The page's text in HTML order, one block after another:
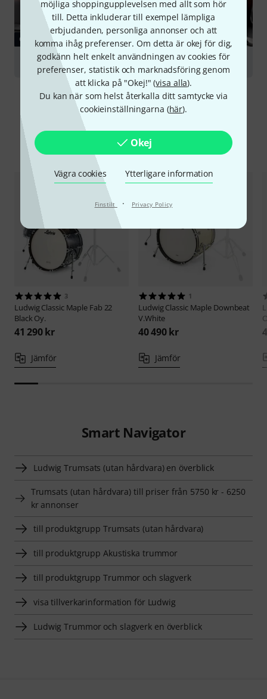
möjliga shoppingupplevelsen med allt som hör
till. Detta inkluderar till exempel lämpliga
erbjudanden, personliga annonser och att
komma ihåg preferenser. Om detta är okej för dig,
godkänn helt enkelt användningen av cookies för
preferenser, statistik och marknadsföring genom
att klicka på "Okej!" (visa alla).
Du kan när som helst återkalla ditt samtycke via
cookieinställningarna (här).
Okej
Vägra cookies Ytterligare information
Finstilt · Privacy Policy
GUIDE
Drum Shells
Jämför alternativ
3
LudwigClassic Maple Fab 22
Black Oy.
41 290 kr
Jämför
1
LudwigClassic Maple Downbeat
V.White
40 490 kr
Jämför
Smart Navigator
Ludwig Trumsats (utan hårdvara) en överblick
Trumsats (utan hårdvara) till priser från 5750 kr - 6250
kr annonser
till produktgrupp Trumsats (utan hårdvara)
till produktgrupp Akustiska trummor
till produktgrupp Trummor och slagverk
visa tillverkarinformation för Ludwig
Ludwig Trummor och slagverk en överblick